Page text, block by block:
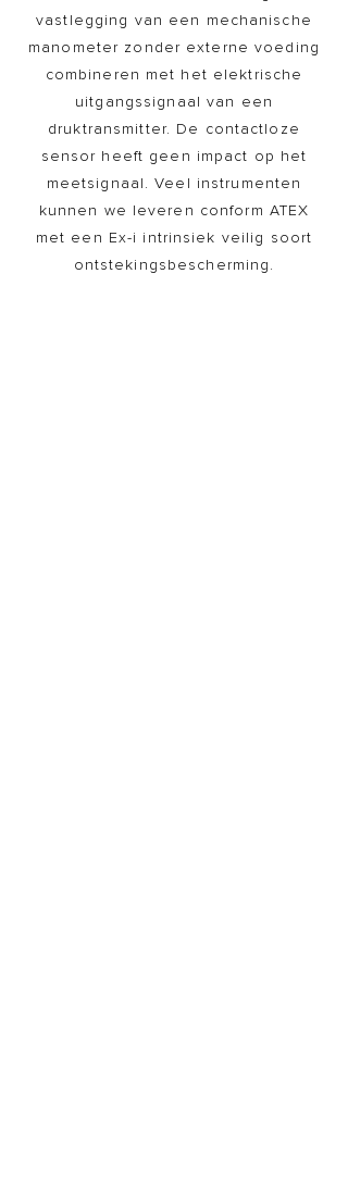
vastlegging van een mechanische
manometer zonder externe voeding
combineren met het elektrische
uitgangssignaal van een
druktransmitter. De contactloze
sensor heeft geen impact op het
meetsignaal. Veel instrumenten
kunnen we leveren conform ATEX
met een Ex-i intrinsiek veilig soort
ontstekingsbescherming.